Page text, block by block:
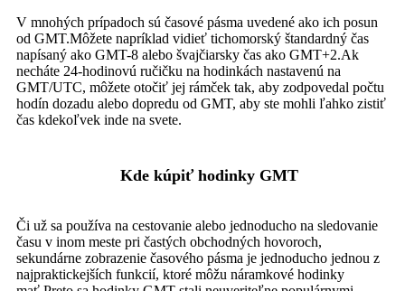
V mnohých prípadoch sú časové pásma uvedené ako ich posun
od GMT.Môžete napríklad vidieť tichomorský štandardný čas
napísaný ako GMT-8 alebo švajčiarsky čas ako GMT+2.Ak
necháte 24-hodinovú ručičku na hodinkách nastavenú na
GMT/UTC, môžete otočiť jej rámček tak, aby zodpovedal počtu
hodín dozadu alebo dopredu od GMT, aby ste mohli ľahko zistiť
čas kdekoľvek inde na svete.
Kde kúpiť hodinky GMT
Či už sa používa na cestovanie alebo jednoducho na sledovanie
času v inom meste pri častých obchodných hovoroch,
sekundárne zobrazenie časového pásma je jednoducho jednou z
najpraktickejších funkcií, ktoré môžu náramkové hodinky